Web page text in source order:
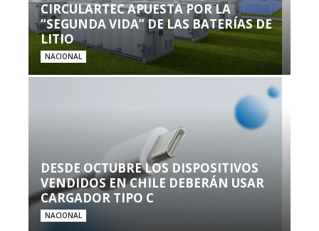
CIRCULARTEC APUESTA POR LA
“SEGUNDA VIDA” DE LAS BATERÍAS DE
LITIO
NACIONAL
DESDE OCTUBRE LOS DISPOSITIVOS
VENDIDOS EN CHILE DEBERÁN USAR
CARGADOR TIPO C
NACIONAL